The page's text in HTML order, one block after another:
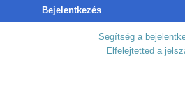
Bejelentkezés
Segítség a
Elfelejtetted a